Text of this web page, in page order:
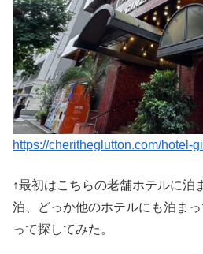
https://cheritheglutton.com/hotel-
↑最初はこちらの老舗ホテルに泊
泊、どっか他のホテルにも泊ま
って探してみた。